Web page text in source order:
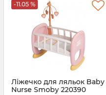
-11.05 %
Ліжечко для ляльок Baby
Nurse Smoby 220390